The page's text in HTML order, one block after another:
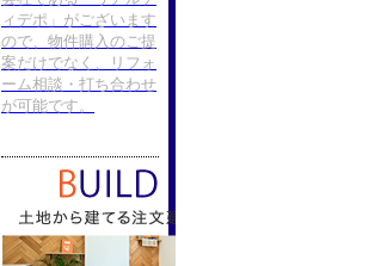
ィデポ」がございます
ので、物件購入のご提
案だけでなく、リフォ
ーム相談・打ち合わせ
が可能です。